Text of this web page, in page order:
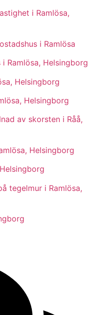
i Ramlösa,
i Ramlösa
Ramlösa, Helsingborg
Helsingborg
Helsingborg
av skorsten i Råå,
Helsingborg
tegelmur i Ramlösa,